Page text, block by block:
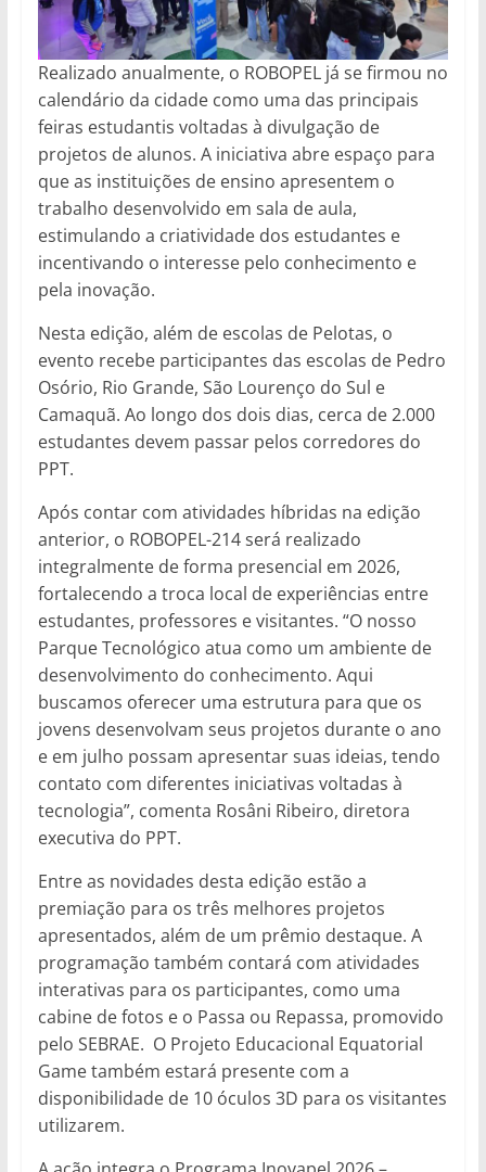
Realizado anualmente, o ROBOPEL já se firmou no
calendário da cidade como uma das principais
feiras estudantis voltadas à divulgação de
projetos de alunos. A iniciativa abre espaço para
que as instituições de ensino apresentem o
trabalho desenvolvido em sala de aula,
estimulando a criatividade dos estudantes e
incentivando o interesse pelo conhecimento e
pela inovação.
Nesta edição, além de escolas de Pelotas, o
evento recebe participantes das escolas de Pedro
Osório, Rio Grande, São Lourenço do Sul e
Camaquã. Ao longo dos dois dias, cerca de 2.000
estudantes devem passar pelos corredores do
PPT.
Após contar com atividades híbridas na edição
anterior, o ROBOPEL-214 será realizado
integralmente de forma presencial em 2026,
fortalecendo a troca local de experiências entre
estudantes, professores e visitantes. “O nosso
Parque Tecnológico atua como um ambiente de
desenvolvimento do conhecimento. Aqui
buscamos oferecer uma estrutura para que os
jovens desenvolvam seus projetos durante o ano
e em julho possam apresentar suas ideias, tendo
contato com diferentes iniciativas voltadas à
tecnologia”, comenta Rosâni Ribeiro, diretora
executiva do PPT.
Entre as novidades desta edição estão a
premiação para os três melhores projetos
apresentados, além de um prêmio destaque. A
programação também contará com atividades
interativas para os participantes, como uma
cabine de fotos e o Passa ou Repassa, promovido
pelo SEBRAE. O Projeto Educacional Equatorial
Game também estará presente com a
disponibilidade de 10 óculos 3D para os visitantes
utilizarem.